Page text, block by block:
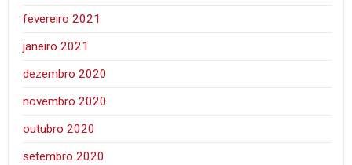
fevereiro 2021
janeiro 2021
dezembro 2020
novembro 2020
outubro 2020
setembro 2020